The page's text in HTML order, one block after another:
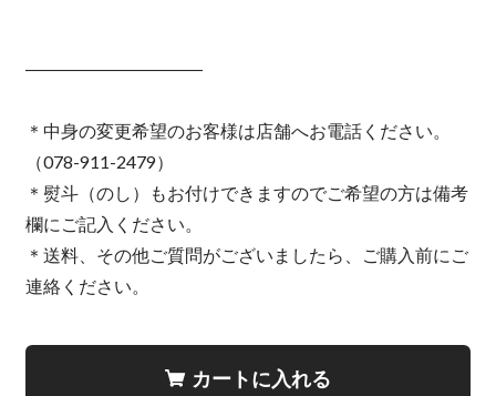
――――――――――
＊中身の変更希望のお客様は店舗へお電話ください。
（078-911-2479）
＊熨斗（のし）もお付けできますのでご希望の方は備考
欄にご記入ください。
＊送料、その他ご質問がございましたら、ご購入前にご
連絡ください。
カートに入れる